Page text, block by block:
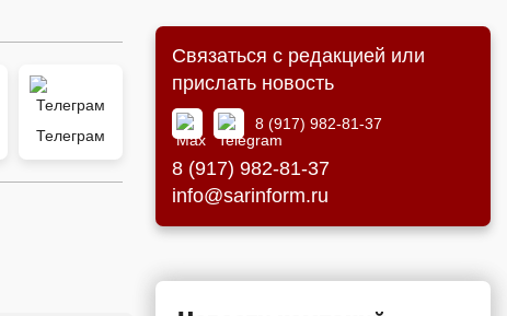
Телеграм
Связаться с редакцией или
прислать новость
8 (917) 982-81-37
8 (917) 982-81-37
info@sarinform.ru